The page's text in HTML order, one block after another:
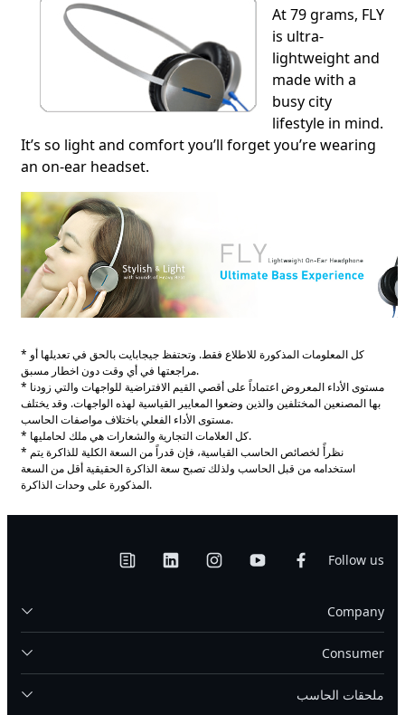
At 79 grams, FLY
is ultra-
lightweight and
made with a
busy city
lifestyle in mind.
It’s so light and comfort you’ll forget you’re wearing
an on-ear headset.
* كل المعلومات المذكورة للاطلاع فقط. وتحتفظ جيجابايت بالحق في تعديلها أو
* مستوى الأداء المعروض اعتماداً على أقصي القيم الافتراضية للواجهات والتي زودنا
بها المصنعين المختلفين والذين وضعوا المعايير القياسية لهذه الواجهات. وقد يختلف
* نظرأً لخصائص الحاسب القياسية، فإن قدراً من السعة الكلية للذاكرة يتم
استخدامه من قبل الحاسب ولذلك تصبح سعة الذاكرة الحقيقية أقل من السعة
Follow us
Company
Consumer
ملحقات الحاسب